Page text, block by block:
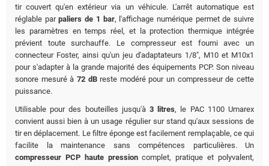
tir couvert qu'en extérieur via un véhicule. L'arrêt automatique est
réglable parpaliers de 1 bar, l'affichage numérique permet de suivre
les paramètres en temps réel, et la protection thermique intégrée
prévient toute surchauffe. Le compresseur est fourni avec un
connecteur Foster, ainsi qu'un jeu d'adaptateurs 1/8", M10 et M10x1
pour s'adapter à la grande majorité des équipements PCP. Son niveau
sonore mesuré à 72 dBreste modéré pour un compresseur de cette
puissance.
Utilisable pour des bouteilles jusqu'à 3 litres, le PAC 1100 Umarex
convient aussi bien à un usage régulier sur stand qu'aux sessions de
tir en déplacement. Le filtre éponge est facilement remplaçable, ce qui
facilite la maintenance sans compétences particulières. Un
compresseur PCP haute pressioncomplet, pratique et polyvalent,